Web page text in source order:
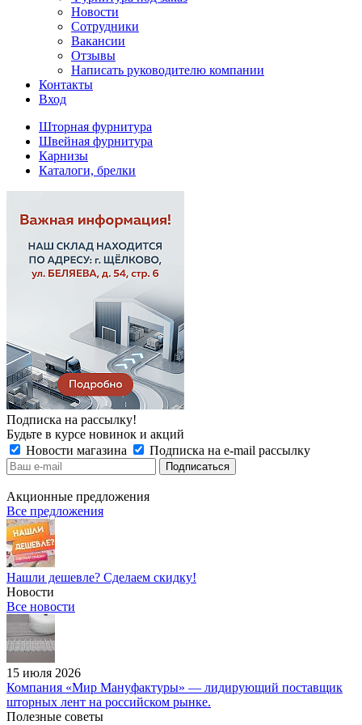
Новости
Сотрудники
Вакансии
Отзывы
Написать руководителю компании
Контакты
Вход
Шторная фурнитура
Швейная фурнитура
Карнизы
Каталоги, брелки
Подписка на рассылку!
Будьте в курсе новинок и акций
Новости магазина
Подписка на e-mail рассылку
Акционные предложения
Все предложения
Нашли дешевле? Сделаем скидку!
Новости
Все новости
15 июля 2026
Компания «Мир Мануфактуры» — лидирующий поставщик
шторных лент на российском рынке.
Полезные советы